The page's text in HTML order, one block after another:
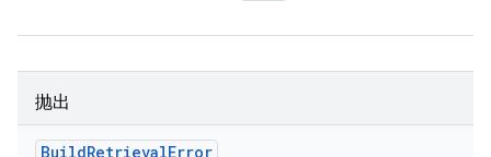
抛出
BuildRetrievalError